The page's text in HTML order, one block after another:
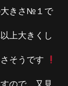
大きさ№１で
上大きくし
そうです
ので、又見